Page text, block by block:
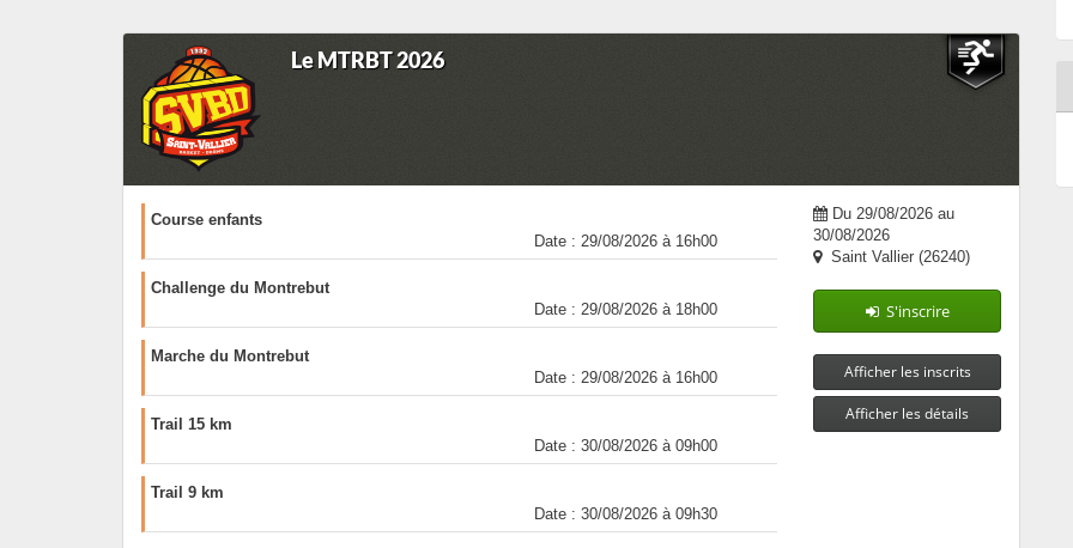
Le MTRBT 2026
Course enfants
Date : 29/08/2026 à 16h00
Challenge du Montrebut
Date : 29/08/2026 à 18h00
Marche du Montrebut
Date : 29/08/2026 à 16h00
Trail 15 km
Date : 30/08/2026 à 09h00
Trail 9 km
Date : 30/08/2026 à 09h30
Du 29/08/2026 au
30/08/2026
Saint Vallier (26240)
S'inscrire
Afficher les inscrits
Afficher les détails